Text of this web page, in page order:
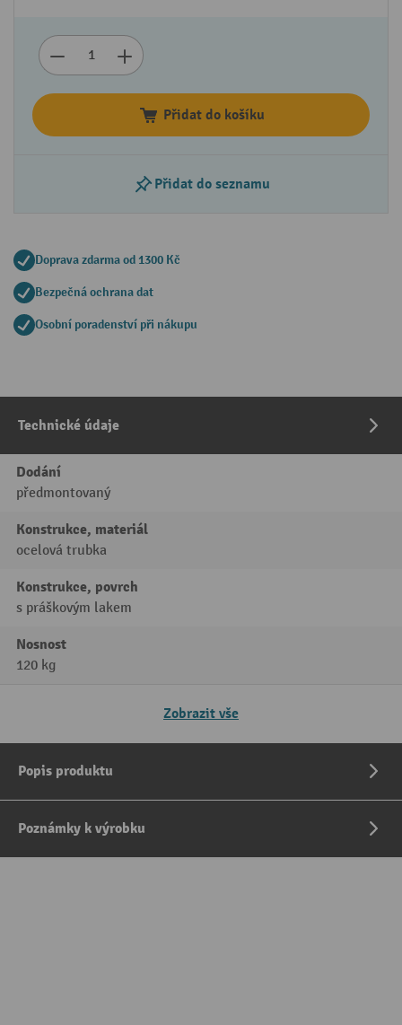
Přidat do košíku
Přidat do seznamu
Doprava zdarma od 1300 Kč
Bezpečná ochrana dat
Osobní poradenství při nákupu
Technické údaje
Dodání
předmontovaný
Konstrukce, materiál
ocelová trubka
Konstrukce, povrch
s práškovým lakem
Nosnost
120 kg
Zobrazit vše
Popis produktu
Poznámky k výrobku